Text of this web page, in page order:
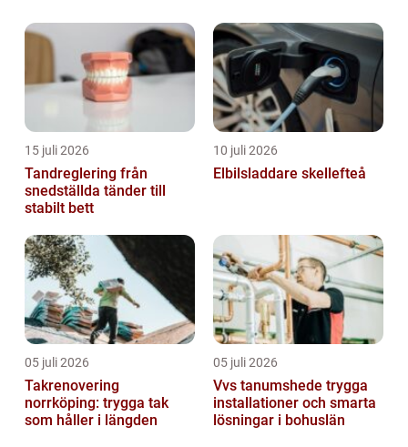
utseende och fascinerande beteende har
brunbjörnen locka...
15 juli 2026
Tandreglering från
snedställda tänder till
stabilt bett
10 juli 2026
Elbilsladdare skellefteå
05 juli 2026
Takrenovering
norrköping: trygga tak
som håller i längden
05 juli 2026
Vvs tanumshede trygga
installationer och smarta
lösningar i bohuslän